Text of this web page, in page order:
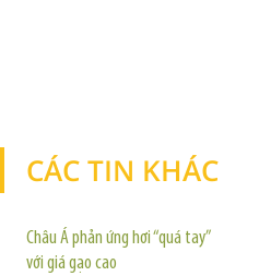
CÁC TIN KHÁC
Châu Á phản ứng hơi “quá tay”
với giá gạo cao